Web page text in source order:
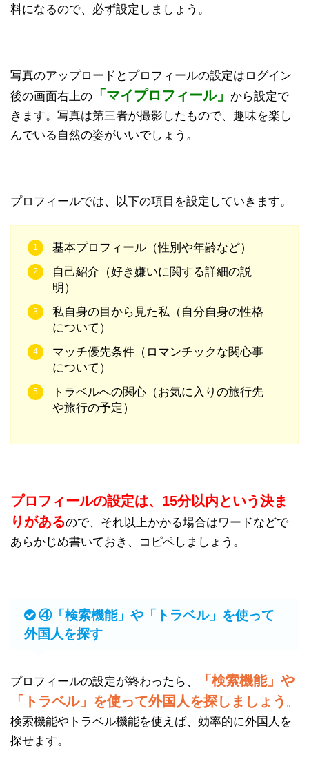
料になるので、必ず設定しましょう。
写真のアップロードとプロフィールの設定はログイン
後の画面右上の 「マイプロフィール」
から設定で
きます。写真は第三者が撮影したもので、趣味を楽し
んでいる自然の姿がいいでしょう。
プロフィールでは、以下の項目を設定していきます。
基本プロフィール（性別や年齢など）
自己紹介（好き嫌いに関する詳細の説
明）
私自身の目から見た私（自分自身の性格
について）
マッチ優先条件（ロマンチックな関心事
について）
トラベルへの関心（お気に入りの旅行先
や旅行の予定）
プロフィールの設定は、15分以内という決ま
りがあるので、それ以上かかる場合はワードなどで
あらかじめ書いておき、コピペしましょう。
④「検索機能」や「トラベル」を使って
外国人を探す
プロフィールの設定が終わったら、
「検索機能」や
「トラベル」を使って外国人を探しましょう 。
検索機能やトラベル機能を使えば、効率的に外国人を
探せます。